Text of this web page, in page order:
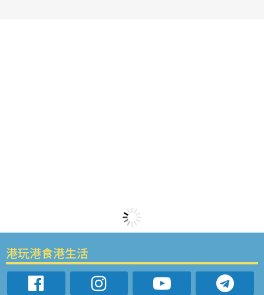
港玩港食港生活